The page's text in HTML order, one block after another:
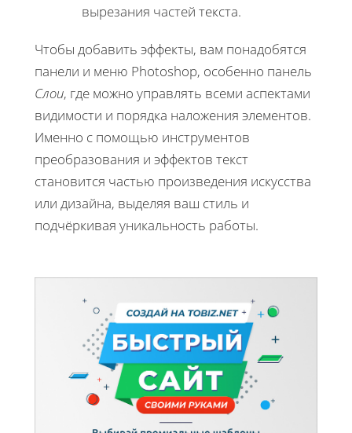
вырезания частей текста.
Чтобы добавить эффекты, вам понадобятся
панели и меню Photoshop, особенно панель
Слои, где можно управлять всеми аспектами
видимости и порядка наложения элементов.
Именно с помощью инструментов
преобразования и эффектов текст
становится частью произведения искусства
или дизайна, выделяя ваш стиль и
подчёркивая уникальность работы.